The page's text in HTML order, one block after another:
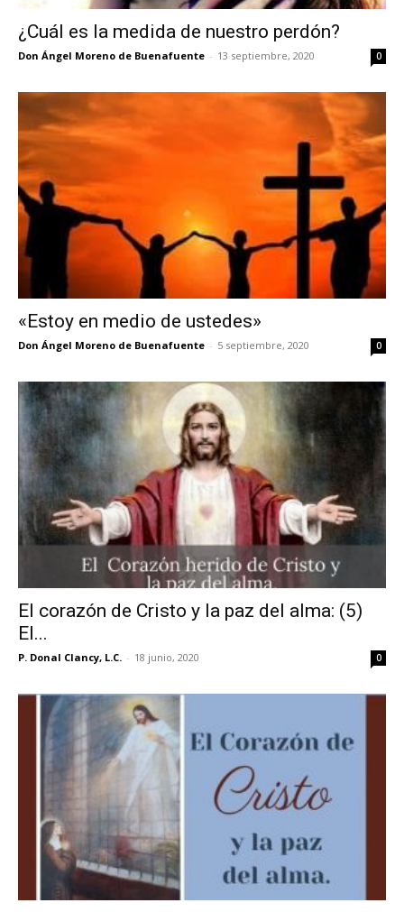
¿Cuál es la medida de nuestro perdón?
Don Ángel Moreno de Buenafuente - 13 septiembre, 2020 0
«Estoy en medio de ustedes»
Don Ángel Moreno de Buenafuente - 5 septiembre, 2020 0
El corazón de Cristo y la paz del alma: (5)
El...
P. Donal Clancy, L.C. - 18 junio, 2020 0